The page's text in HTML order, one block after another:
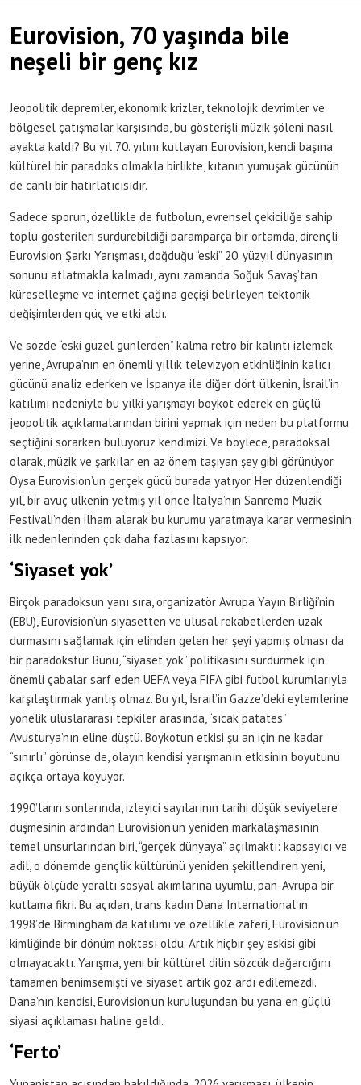
Eurovision, 70 yaşında bile
neşeli bir genç kız
Jeopolitik depremler, ekonomik krizler, teknolojik devrimler ve
bölgesel çatışmalar karşısında, bu gösterişli müzik şöleni nasıl
ayakta kaldı? Bu yıl 70. yılını kutlayan Eurovision, kendi başına
kültürel bir paradoks olmakla birlikte, kıtanın yumuşak gücünün
de canlı bir hatırlatıcısıdır.
Sadece sporun, özellikle de futbolun, evrensel çekiciliğe sahip
toplu gösterileri sürdürebildiği paramparça bir ortamda, dirençli
Eurovision Şarkı Yarışması, doğduğu “eski” 20. yüzyıl dünyasının
sonunu atlatmakla kalmadı, aynı zamanda Soğuk Savaş’tan
küreselleşme ve internet çağına geçişi belirleyen tektonik
değişimlerden güç ve etki aldı.
Ve sözde “eski güzel günlerden” kalma retro bir kalıntı izlemek
yerine, Avrupa’nın en önemli yıllık televizyon etkinliğinin kalıcı
gücünü analiz ederken ve İspanya ile diğer dört ülkenin, İsrail’in
katılımı nedeniyle bu yılki yarışmayı boykot ederek en güçlü
jeopolitik açıklamalarından birini yapmak için neden bu platformu
seçtiğini sorarken buluyoruz kendimizi. Ve böylece, paradoksal
olarak, müzik ve şarkılar en az önem taşıyan şey gibi görünüyor.
Oysa Eurovision’un gerçek gücü burada yatıyor. Her düzenlendiği
yıl, bir avuç ülkenin yetmiş yıl önce İtalya’nın Sanremo Müzik
Festivali’nden ilham alarak bu kurumu yaratmaya karar vermesinin
ilk nedenlerinden çok daha fazlasını kapsıyor.
‘Siyaset yok’
Birçok paradoksun yanı sıra, organizatör Avrupa Yayın Birliği’nin
(EBU), Eurovision’un siyasetten ve ulusal rekabetlerden uzak
durmasını sağlamak için elinden gelen her şeyi yapmış olması da
bir paradokstur. Bunu, “siyaset yok” politikasını sürdürmek için
önemli çabalar sarf eden UEFA veya FIFA gibi futbol kurumlarıyla
karşılaştırmak yanlış olmaz. Bu yıl, İsrail’in Gazze’deki eylemlerine
yönelik uluslararası tepkiler arasında, “sıcak patates”
Avusturya’nın eline düştü. Boykotun etkisi şu an için ne kadar
“sınırlı” görünse de, olayın kendisi yarışmanın etkisinin boyutunu
açıkça ortaya koyuyor.
1990’ların sonlarında, izleyici sayılarının tarihi düşük seviyelere
düşmesinin ardından Eurovision’un yeniden markalaşmasının
temel unsurlarından biri, “gerçek dünyaya” açılmaktı: kapsayıcı ve
adil, o dönemde gençlik kültürünü yeniden şekillendiren yeni,
büyük ölçüde yeraltı sosyal akımlarına uyumlu, pan-Avrupa bir
kutlama fikri. Bu açıdan, trans kadın Dana International’ın
1998’de Birmingham’da katılımı ve özellikle zaferi, Eurovision’un
kimliğinde bir dönüm noktası oldu. Artık hiçbir şey eskisi gibi
olmayacaktı. Yarışma, yeni bir kültürel dilin sözcük dağarcığını
tamamen benimsemişti ve siyaset artık göz ardı edilemezdi.
Dana’nın kendisi, Eurovision’un kuruluşundan bu yana en güçlü
siyasi açıklaması haline geldi.
‘Ferto’